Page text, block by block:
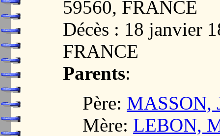
59560, FRANCE
Décès : 18 janvier
FRANCE
Parents:
Père: MASSON,
Mère: LEBON,